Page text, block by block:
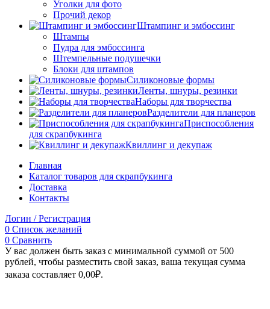
Уголки для фото
Прочий декор
Штампинг и эмбоссинг
Штампы
Пудра для эмбоссинга
Штемпельные подушечки
Блоки для штампов
Силиконовые формы
Ленты, шнуры, резинки
Наборы для творчества
Разделители для планеров
Приспособления
для скрапбукинга
Квиллинг и декупаж
Главная
Каталог товаров для скрапбукинга
Доставка
Контакты
Логин / Регистрация
0 Список желаний
0 Сравнить
У вас должен быть заказ с минимальной суммой от 500
рублей, чтобы разместить свой заказ, ваша текущая сумма
заказа составляет 0,00₽.